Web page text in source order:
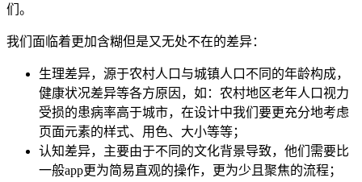
们。
我们面临着更加含糊但是又无处不在的差异：
生理差异，源于农村人口与城镇人口不同的年龄构成，
健康状况差异等各方原因，如：农村地区老年人口视力
受损的患病率高于城市，在设计中我们要更充分地考虑
页面元素的样式、用色、大小等等；
认知差异，主要由于不同的文化背景导致，他们需要比
一般app更为简易直观的操作，更为少且聚焦的流程；